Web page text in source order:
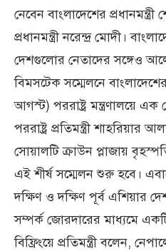
নেবেন বাংলাদেশের
প্রধানমন্ত্রী নরেন্দ্র মোদী।
দেশগুলোর নেতাদের সঙ্গেও
বিমসটেক সম্মেলনে
আগস্ট) পররাষ্ট্র মন্ত্রণালয়ে এক
পররাষ্ট্র প্রতিমন্ত্রী
সোয়ালটি ক্রাউন প্লাজায়
এই শীর্ষ সম্মেলন শুরু হবে।
দক্ষিণ ও দক্ষিণ পূর্ব এশিয়ার
সম্পর্ক জোরদারের মাধ্যমে
বিফ্রিংয়ে প্রতিমন্ত্রী বলেন,